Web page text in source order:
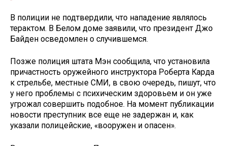
В полиции не подтвердили, что нападение являлось
терактом. В Белом доме заявили, что президент Джо
Байден осведомлен о случившемся.
Позже полиция штата Мэн сообщила, что установила
причастность оружейного инструктора Роберта Карда
к стрельбе, местные СМИ, в свою очередь, пишут, что
у него проблемы с психическим здоровьем и он уже
угрожал совершить подобное. На момент публикации
новости преступник все еще не задержан и, как
указали полицейские, «вооружен и опасен».